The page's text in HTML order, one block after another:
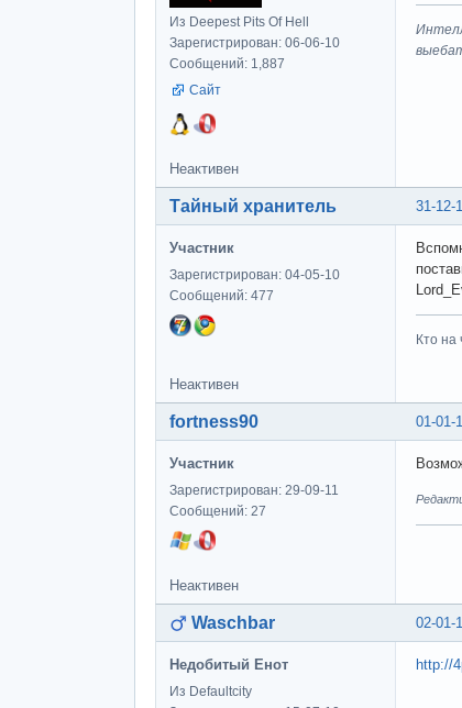
Из Deepest Pits Of Hell
Зарегистрирован: 06-06-10
Сообщений: 1,887
Сайт
Неактивен
31-12-
Тайный хранитель
Участник
Зарегистрирован: 04-05-10
Сообщений: 477
Кто на
Неактивен
01-01-
fortness90
Участник
Зарегистрирован: 29-09-11
Сообщений: 27
Неактивен
02-01-
Waschbar
Недобитый Енот
Из Defaultcity
http://